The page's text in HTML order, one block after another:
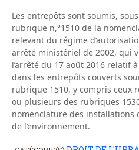
Les entrepôts sont soumis,
rubrique n,°1510 de la
relevant du régime
arrêté ministériel de 2002, qui
l’arrêté du 17 août 2016 relatif
dans les entrepôts couverts
rubrique 1510, y compris ceux
ou plusieurs des rubriques
nomenclature des installations
de l’environnement.